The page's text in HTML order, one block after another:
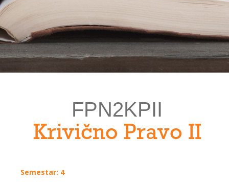
FPN2KPII
Krivično Pravo II
Semestar: 4